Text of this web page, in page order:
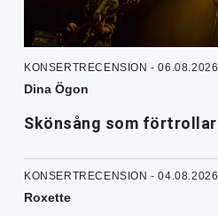
KONSERTRECENSION - 06.08.2026
Dina Ögon
Skönsång som förtrollar
KONSERTRECENSION - 04.08.2026
Roxette